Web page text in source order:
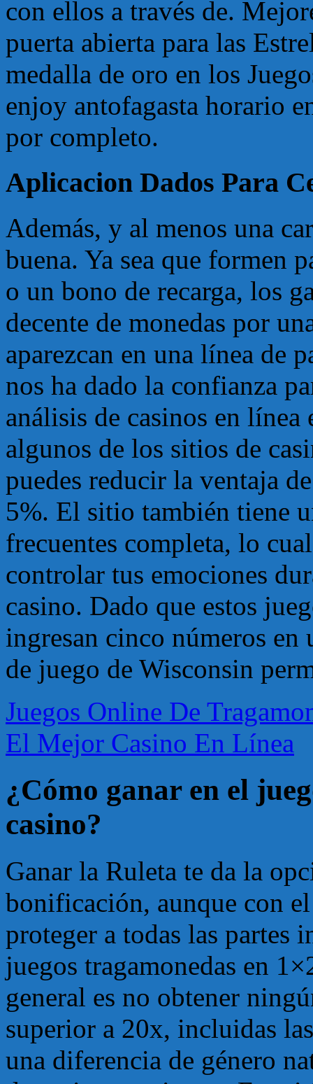
con ellos a través de.
puerta abierta para las
medalla de oro en los
enjoy antofagasta horario
por completo.
Aplicacion Dados Para
Además, y al menos una
buena. Ya sea que formen
o un bono de recarga, los
decente de monedas por
aparezcan en una línea de
nos ha dado la confianza
análisis de casinos en
algunos de los sitios de
puedes reducir la ventaja
5%. El sitio también tiene
frecuentes completa, lo
controlar tus emociones
casino. Dado que estos
ingresan cinco números en
de juego de Wisconsin
Juegos Online De
El Mejor Casino En Línea
¿Cómo ganar en el
casino?
Ganar la Ruleta te da la
bonificación, aunque con
proteger a todas las partes
juegos tragamonedas en
general es no obtener
superior a 20x, incluidas
una diferencia de género